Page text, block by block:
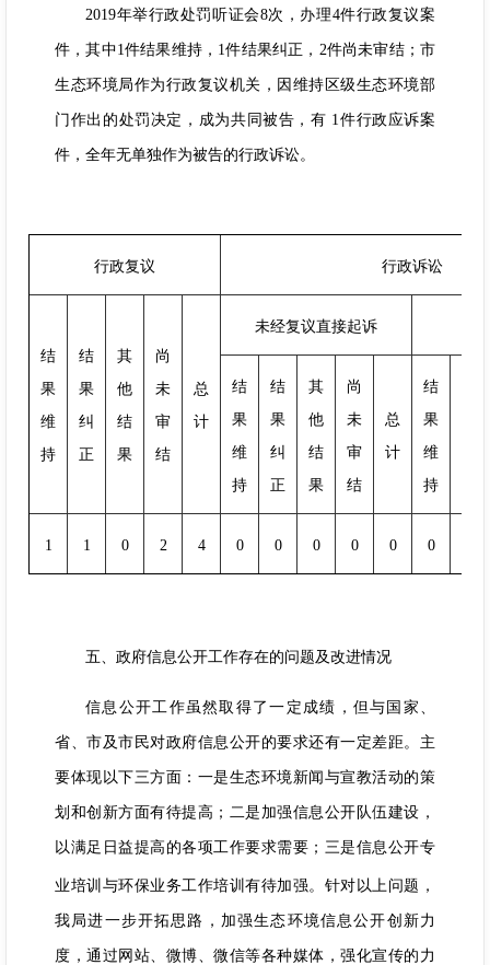
2019年举行政处罚听证会8次，办理4件行政复议案
件，其中1件结果维持，1件结果纠正，2件尚未审结；市
生态环境局作为行政复议机关，因维持区级生态环境部
门作出的处罚决定，成为共同被告，有 1件行政应诉案
件，全年无单独作为被告的行政诉讼。
行政复议 行政诉讼
结
果
维
持
结
果
纠
正
其
他
结
果
尚
未
审
结
总
计
未经复议直接起诉
结
果
维
持
结
果
纠
正
其
他
结
果
尚
未
审
结
总
计
结
果
维
持
1 1 0 2 4 0 0 0 0 0 0
五、政府信息公开工作存在的问题及改进情况
信息公开工作虽然取得了一定成绩，但与国家、
省、市及市民对政府信息公开的要求还有一定差距。主
要体现以下三方面：一是生态环境新闻与宣教活动的策
划和创新方面有待提高；二是加强信息公开队伍建设，
以满足日益提高的各项工作要求需要；三是信息公开专
业培训与环保业务工作培训有待加强。 针对以上问题，
我局进一步开拓思路，加强生态环境信息公开创新力
度，通过网站、微博、微信等各种媒体，强化宣传的力